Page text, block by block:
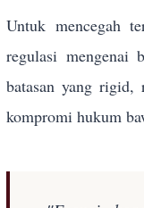
Untuk mencegah
regulasi mengenai
batasan yang rigid,
kompromi hukum